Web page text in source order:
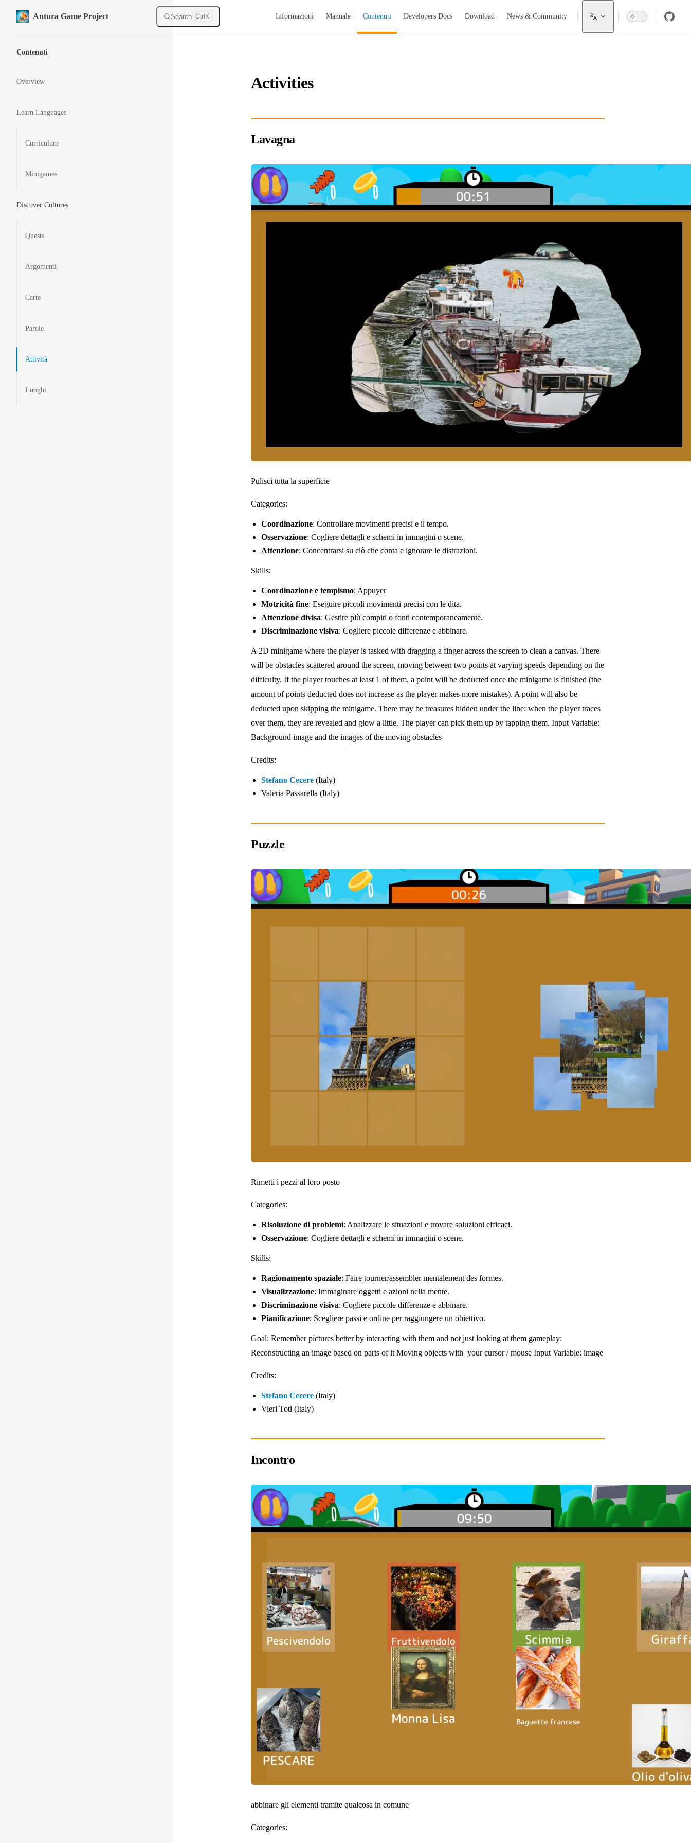
Skip to content
Antura Game Project Search Ctrl K Informazioni Manuale Contenuti Developers Docs Download News & Community
Contenuti
Overview
Learn Languages
Curriculum
Minigames
Discover Cultures
Quests
Argomenti
Carte
Parole
Attività
Luoghi
Activities
Lavagna
Pulisci tutta la superficie
Categories:
Coordinazione: Controllare movimenti precisi e il tempo.
Osservazione: Cogliere dettagli e schemi in immagini o scene.
Attenzione: Concentrarsi su ciò che conta e ignorare le distrazioni.
Skills:
Coordinazione e tempismo: Appuyer
Motricità fine: Eseguire piccoli movimenti precisi con le dita.
Attenzione divisa: Gestire più compiti o fonti contemporaneamente.
Discriminazione visiva: Cogliere piccole differenze e abbinare.
A 2D minigame where the player is tasked with dragging a finger across the screen to clean a canvas. There
will be obstacles scattered around the screen, moving between two points at varying speeds depending on the
difficulty. If the player touches at least 1 of them, a point will be deducted once the minigame is finished (the
amount of points deducted does not increase as the player makes more mistakes). A point will also be
deducted upon skipping the minigame. There may be treasures hidden under the line: when the player traces
over them, they are revealed and glow a little. The player can pick them up by tapping them. Input Variable:
Background image and the images of the moving obstacles
Credits:
Stefano Cecere (Italy)
Valeria Passarella (Italy)
Puzzle
Rimetti i pezzi al loro posto
Categories:
Risoluzione di problemi: Analizzare le situazioni e trovare soluzioni efficaci.
Osservazione: Cogliere dettagli e schemi in immagini o scene.
Skills:
Ragionamento spaziale: Faire tourner/assembler mentalement des formes.
Visualizzazione: Immaginare oggetti e azioni nella mente.
Discriminazione visiva: Cogliere piccole differenze e abbinare.
Pianificazione: Scegliere passi e ordine per raggiungere un obiettivo.
Goal: Remember pictures better by interacting with them and not just looking at them gameplay:
Reconstructing an image based on parts of it Moving objects with your cursor / mouse Input Variable: image
Credits:
Stefano Cecere (Italy)
Vieri Toti (Italy)
Incontro
abbinare gli elementi tramite qualcosa in comune
Categories: